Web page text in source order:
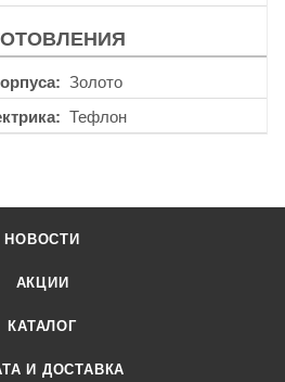
Золото
Тефлон
НОВОСТИ
АКЦИИ
КАТАЛОГ
И ДОСТАВКА